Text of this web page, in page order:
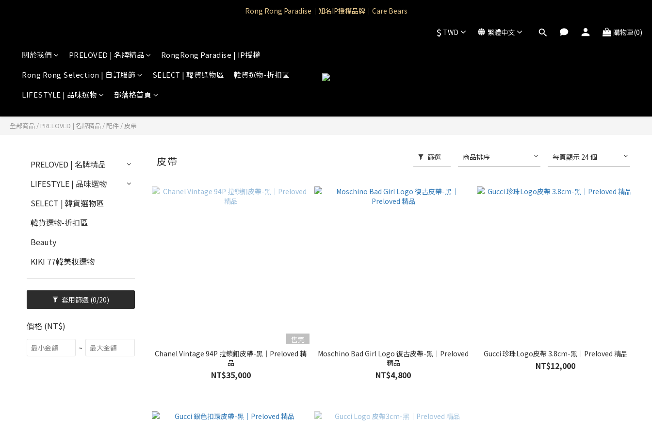
Rong Rong Paradise｜知名IP授權品牌｜Care Bears
Rong Rong Paradise｜知名IP授權品牌｜Care Bears
$ TWD 繁體中文 購物車(0)
關於我們 PRELOVED | 名牌精品
RongRong Paradise | IP授權
Rong Rong Selection | 自訂服飾
SELECT | 韓貨選物區
韓貨選物-折扣區
LIFESTYLE | 品味選物
部落格首頁
全部商品 / PRELOVED | 名牌精品 /配件 / 皮帶
PRELOVED | 名牌精品
LIFESTYLE | 品味選物
SELECT | 韓貨選物區
韓貨選物-折扣區
Beauty
KIKI 77韓美妝選物
套用篩選 (0/20)
價格 (NT$)
~
皮帶 篩選 商品排序 每頁顯示 24 個
售完
Chanel Vintage 94P 拉鎖釦皮帶-黑｜Preloved 精
品
NT$35,000
Moschino Bad Girl Logo 復古皮帶-黑｜Preloved
精品
NT$4,800
Gucci 珍珠Logo皮帶 3.8cm-黑｜Preloved 精品
NT$12,000